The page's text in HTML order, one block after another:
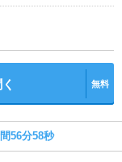
無料
56分57秒